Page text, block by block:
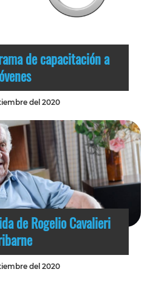
de capacitación a
del 2020
de Rogelio Cavalieri
del 2020